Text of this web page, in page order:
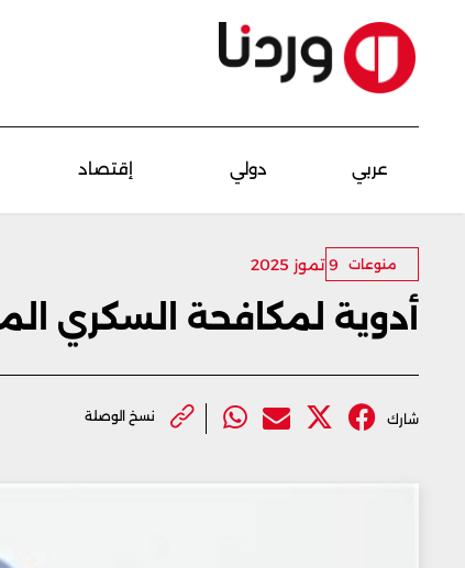
عربي دولي إقتصاد
منوعات 9 تموز 2025
أدوية لمكافحة السكري
شارك نسخ الوصلة